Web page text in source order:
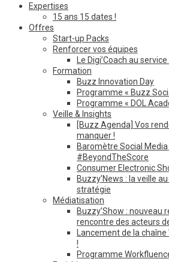
Expertises
15 ans 15 dates !
Offres
Start-up Packs
Renforcer vos équipes
Le Digi’Coach au
Formation
Buzz Innovation Day
Programme « Buzz
Programme « DOL
Veille & Insights
[Buzz Agenda] Vos
manquer !
Baromètre Social
#BeyondTheScore
Consumer Electronic
Buzzy’News : la veille
stratégie
Médiatisation
Buzzy’Show : nouveau
rencontre des acteurs
Lancement de la
!
Programme